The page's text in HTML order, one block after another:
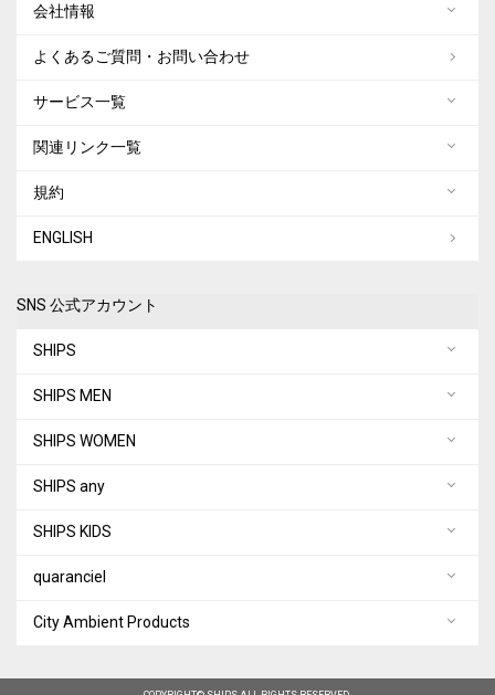
会社情報
よくあるご質問・お問い合わせ
サービス一覧
関連リンク一覧
規約
ENGLISH
SNS 公式アカウント
SHIPS
SHIPS MEN
SHIPS WOMEN
SHIPS any
SHIPS KIDS
quaranciel
City Ambient Products